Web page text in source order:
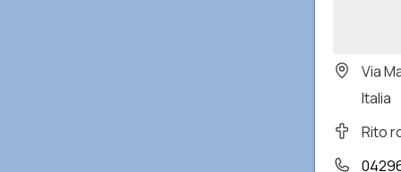
Via
Italia
Rito